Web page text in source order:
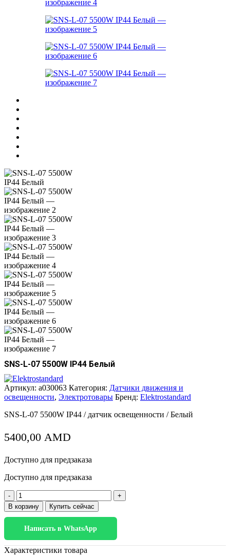
SNS-L-07 5500W IP44 Белый
Артикул: a030063 Категория: Датчики движения и
освещенности, Электротовары Бренд: Elektrostandard
SNS-L-07 5500W IP44 / датчик освещенности / Белый
5400,00 AMD
Доступно для предзаказа
Доступно для предзаказа
Количество
товара
SNS-
5500W
IP44
В корзину Купить сейчас
Написать в WhatsApp
Характеристики товара